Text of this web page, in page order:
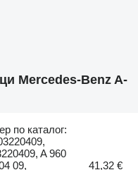
Mercedes-Benz A-
по каталог:
A 960
09,
41,32 €